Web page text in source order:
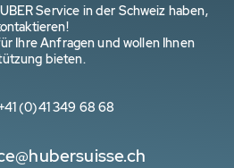
Service in der Schweiz haben,
Ihre Anfragen und wollen Ihnen
bieten.
(0)41 349 68 68